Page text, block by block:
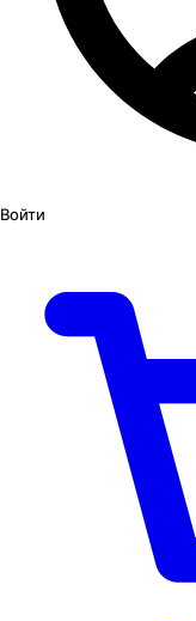
Войти